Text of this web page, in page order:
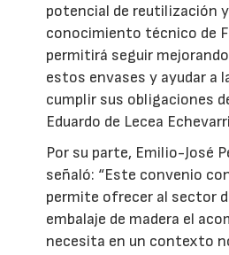
potencial de reutilización
conocimiento técnico de
permitirá seguir
estos envases y ayudar a
cumplir sus obligaciones
Eduardo de Lecea
Por su parte, Emilio-José
señaló: “Este convenio
permite ofrecer al sector
embalaje de madera el
necesita en un contexto